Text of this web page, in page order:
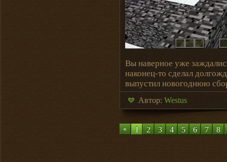
Вы наверное уже
наконец-то сделал
выпустил новогоднюю
Автор: Westus
1 2 3 4 5 6 7 8